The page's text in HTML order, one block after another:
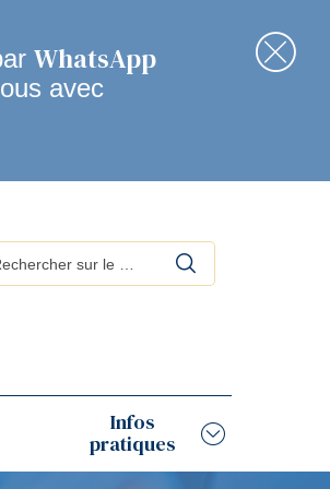
WhatsApp
avec
Rechercher
Infos
pratiques